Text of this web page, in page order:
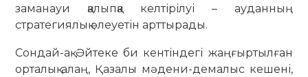
заманауи қалыпқа келтірілуі – ауданның
стратегиялық әлеуетін арттырады.
Сондай-ақ Әйтеке би кентіндегі жаңғыртылған
орталық алаң, Қазалы мәдени-демалыс кешені,